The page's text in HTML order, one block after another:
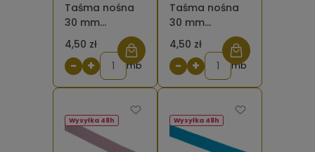
Taśma nośna
30 mm
poliestrowo -
bawełniana
zielona ciemna
4,50 zł
− + mb
Taśma nośna
30 mm
poliestrowo -
bawełniana
bordowa 520
4,50 zł
− + mb
Wysyłka 48h Wysyłka 48h